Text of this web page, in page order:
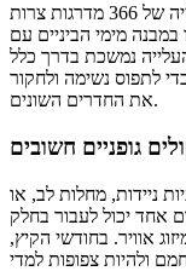
המסע אל ראש המגדל של הפטיפרי כולל עלייה של 366 מדרגות צרות
מימי הביניים עם
נמשכת בדרך כלל
כדי לתפוס נשימה ולחקור
את החדרים השונים.
גופניים חשובים
ניידות, מחלות לב, או
אחד יכול לעבור בחלק
אוויר. בחודשי הקיץ,